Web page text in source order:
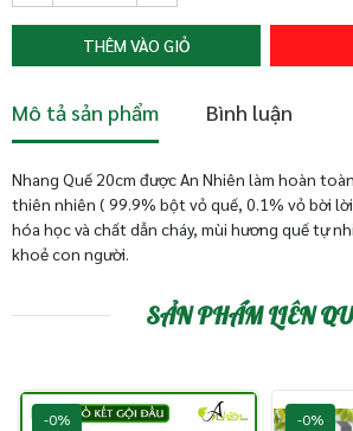
THÊM VÀO GIỎ
Mô tả sản phẩm Bình luận
Nhang Quế 20cm được An Nhiên làm hoàn
thiên nhiên ( 99.9% bột vỏ quế, 0.1% vỏ bời
hóa học và chất dẫn cháy, mùi hương quế tự
khoẻ con người.
SẢN PHẨM LIÊN
-0% -0%